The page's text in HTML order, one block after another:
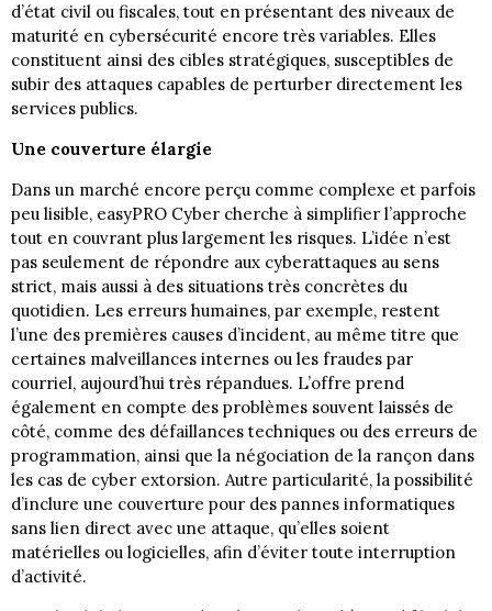
d’état civil ou fiscales, tout en présentant des niveaux de
maturité en cybersécurité encore très variables. Elles
constituent ainsi des cibles stratégiques, susceptibles de
subir des attaques capables de perturber directement les
services publics.
Une couverture élargie
Dans un marché encore perçu comme complexe et parfois
peu lisible, easyPRO Cyber cherche à simplifier l’approche
tout en couvrant plus largement les risques. L’idée n’est
pas seulement de répondre aux cyberattaques au sens
strict, mais aussi à des situations très concrètes du
quotidien. Les erreurs humaines, par exemple, restent
l’une des premières causes d’incident, au même titre que
certaines malveillances internes ou les fraudes par
courriel, aujourd’hui très répandues. L’offre prend
également en compte des problèmes souvent laissés de
côté, comme des défaillances techniques ou des erreurs de
programmation, ainsi que la négociation de la rançon dans
les cas de cyber extorsion. Autre particularité, la possibilité
d’inclure une couverture pour des pannes informatiques
sans lien direct avec une attaque, qu’elles soient
matérielles ou logicielles, afin d’éviter toute interruption
d’activité.